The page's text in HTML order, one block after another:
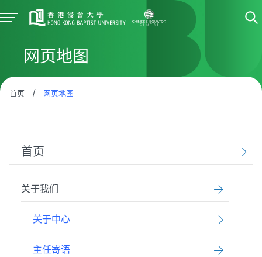
网页地图
首页 / 网页地图
首页
关于我们
关于中心
主任寄语